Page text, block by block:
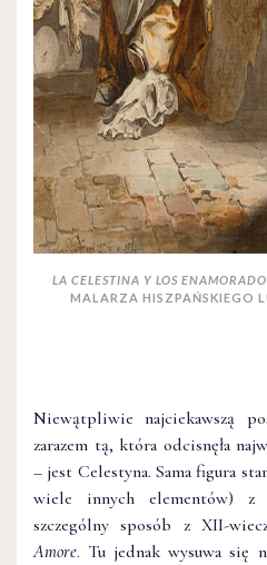
LA CELESTINA Y LOS ENAMORADO
MALARZA HISZPAŃSKIEGO
Niewątpliwie najciekawszą
zarazem tą, która odcisnęła
– jest Celestyna. Sama figura
wiele innych elementów)
szczególny sposób z XII-
Amore. Tu jednak wysuwa się